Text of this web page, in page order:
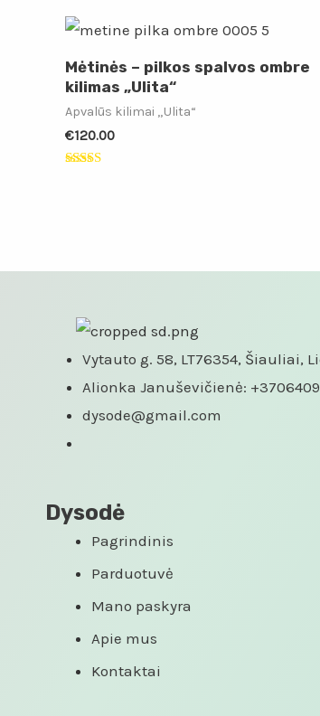
Mėtinės – pilkos spalvos ombre
kilimas „Ulita“
Apvalūs kilimai „Ulita“
€120.00
Vytauto g. 58, LT76354, Šiauliai,
Alionka Januševičienė:
dysode@gmail.com
Dysodė
Pagrindinis
Parduotuvė
Mano paskyra
Apie mus
Kontaktai